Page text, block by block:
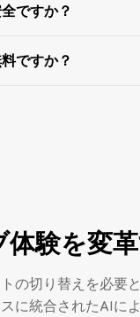
ですか？
ですか？
体験を変
の切り替えを必要
に統合されたAIに